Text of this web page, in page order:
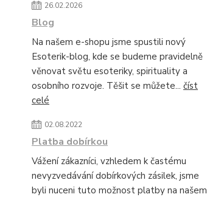
26.02.2026
Blog
Na našem e-shopu jsme spustili nový
Esoterik-blog, kde se budeme pravidelně
věnovat světu esoteriky, spirituality a
osobního rozvoje. Těšit se můžete... číst
celé
02.08.2022
Platba dobírkou
Vážení zákazníci, vzhledem k častému
nevyzvedávání dobírkových zásilek, jsme
byli nuceni tuto možnost platby na našem